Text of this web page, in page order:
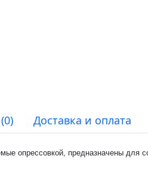
Доставка и оплата
опрессовкой, предназначены